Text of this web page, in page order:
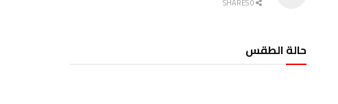
حالة الطقس